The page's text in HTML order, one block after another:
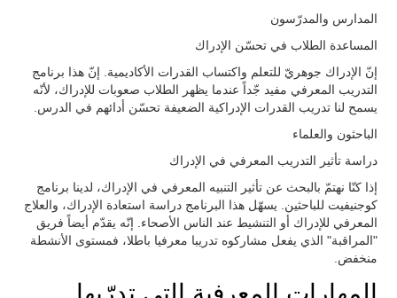
المدارس والمدرّسون
المساعدة الطلاب في تحسّن الإدراك
إنّ الإدراك جوهريّ للتعلم واكتساب القدرات الأكاديمية. إنّ هذا برنامج
التدريب المعرفي مفيد جّداً عندما يظهر الطلاب صعوبات للإدراك، لأنّه
يسمح لنا تدريب القدرات الإدراكية الضعيفة تحسّن أدائهم في الدرس.
الباحثون والعلماء
دراسة تأثير التدريب المعرفي في الإدراك
إذا كنّا نهتمّ بالبحث عن تأثير التنبيه المعرفي في الإدراك، لدينا برنامج
كوجنيفيت للباحثين. يسهّل هذا البرنامج دراسة استعادة الإدراك، والعلاج
المعرفي للإدراك أو التنشيط عند الناس الأصحاء. إنّه يقدّم أيضاً فريق
"المراقبة" الذي يفعل مشاركوه تدريبا معرفيا باطلا، فمستوى الأنشطة
منخفض.